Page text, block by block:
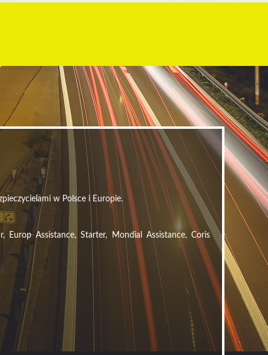
w Polsce i Europie.
Assistance, Starter, Mondial Assistance, Coris